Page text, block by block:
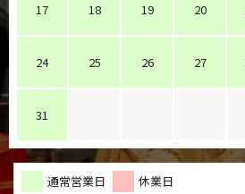
17 18 19 20
24 25 26 27
31
通常営業日 休業日